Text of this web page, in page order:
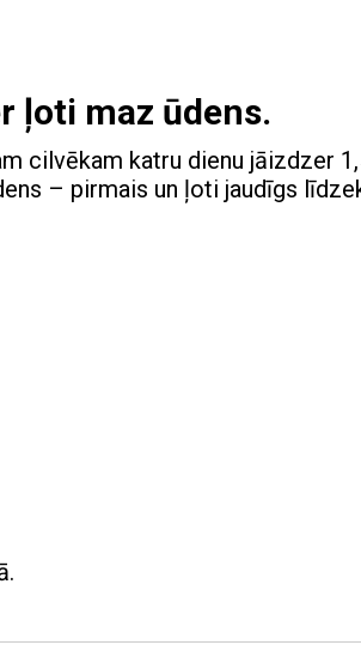
ļoti maz ūdens.
cilvēkam katru dienu jāizdzer
– pirmais un ļoti jaudīgs